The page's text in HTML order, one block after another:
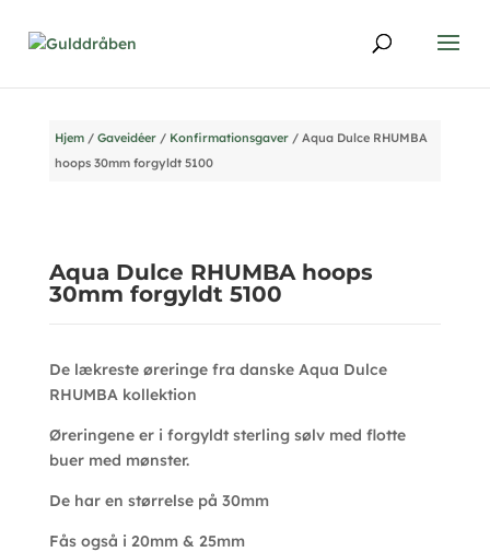
Hjem/ Gaveidéer/ Konfirmationsgaver/ Aqua Dulce RHUMBA
hoops 30mm forgyldt 5100
Aqua Dulce RHUMBA hoops
30mm forgyldt 5100
De lækreste øreringe fra danske Aqua Dulce
RHUMBA kollektion
Øreringene er i forgyldt sterling sølv med flotte
buer med mønster.
De har en størrelse på 30mm
Fås også i 20mm & 25mm